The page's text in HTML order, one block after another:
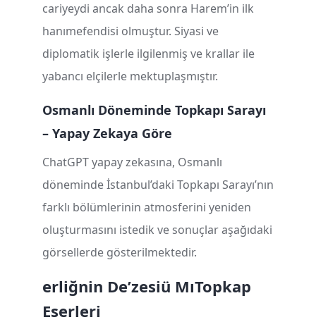
cariyeydi ancak daha sonra Harem’in ilk
hanımefendisi olmuştur. Siyasi ve
diplomatik işlerle ilgilenmiş ve krallar ile
yabancı elçilerle mektuplaşmıştır.
Osmanlı Döneminde Topkapı Sarayı
– Yapay Zekaya Göre
ChatGPT yapay zekasına, Osmanlı
döneminde İstanbul’daki Topkapı Sarayı’nın
farklı bölümlerinin atmosferini yeniden
oluşturmasını istedik ve sonuçlar aşağıdaki
görsellerde gösterilmektedir.
Topkap
ı
M
ü
zesi
’
nin De
ğ
erli
Eserleri